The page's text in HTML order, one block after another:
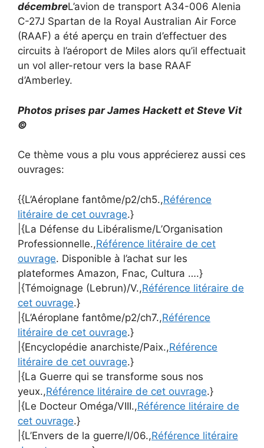
décembreL’avion de transport A34-006 Alenia
C-27J Spartan de la Royal Australian Air Force
(RAAF) a été aperçu en train d’effectuer des
circuits à l’aéroport de Miles alors qu’il effectuait
un vol aller-retour vers la base RAAF
d’Amberley.
Photos prises par James Hackett et Steve Vit
©
Ce thème vous a plu vous apprécierez aussi ces
ouvrages:
{{L’Aéroplane fantôme/p2/ch5.,Référence
litéraire de cet ouvrage.}
|{La Défense du Libéralisme/L’Organisation
Professionnelle.,Référence litéraire de cet
ouvrage. Disponible à l’achat sur les
plateformes Amazon, Fnac, Cultura ….}
|{Témoignage (Lebrun)/V.,Référence litéraire de
cet ouvrage.}
|{L’Aéroplane fantôme/p2/ch7.,Référence
litéraire de cet ouvrage.}
|{Encyclopédie anarchiste/Paix.,Référence
litéraire de cet ouvrage.}
|{La Guerre qui se transforme sous nos
yeux.,Référence litéraire de cet ouvrage.}
|{Le Docteur Oméga/VIII.,Référence litéraire de
cet ouvrage.}
|{L’Envers de la guerre/I/06.,Référence litéraire